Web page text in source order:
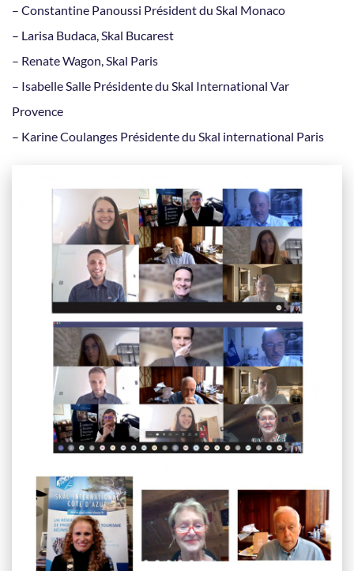
– Constantine Panoussi Président du Skal Monaco
– Larisa Budaca, Skal Bucarest
– Renate Wagon, Skal Paris
– Isabelle Salle Présidente du Skal International Var
Provence
– Karine Coulanges Présidente du Skal international Paris